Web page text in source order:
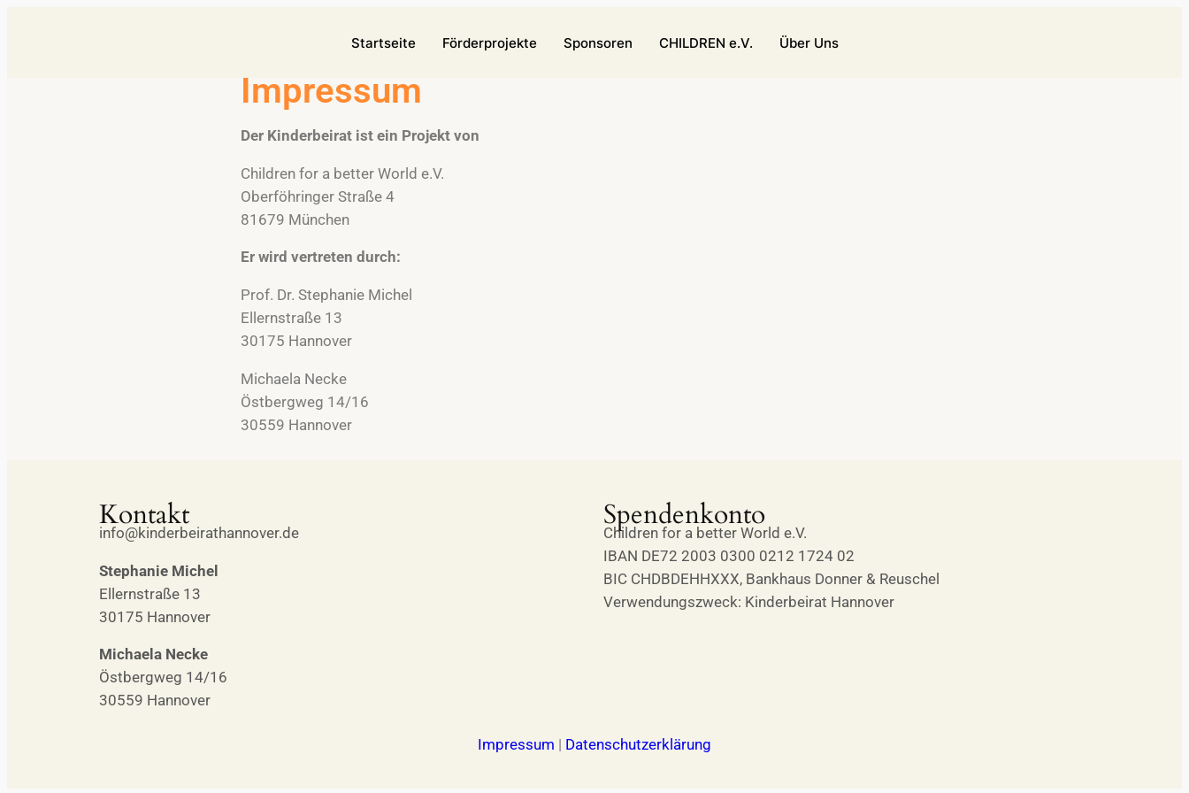
Startseite Förderprojekte Sponsoren CHILDREN e.V. Über Uns
Impressum
Der Kinderbeirat ist ein Projekt von
Children for a better World e.V.
Oberföhringer Straße 4
81679 München
Er wird vertreten durch:
Prof. Dr. Stephanie Michel
Ellernstraße 13
30175 Hannover
Michaela Necke
Östbergweg 14/16
30559 Hannover
Kontakt
info@kinderbeirathannover.de
Stephanie Michel
Ellernstraße 13
30175 Hannover
Michaela Necke
Östbergweg 14/16
30559 Hannover
Spendenkonto
Children for a better World e.V.
IBAN DE72 2003 0300 0212 1724 02
BIC CHDBDEHHXXX, Bankhaus Donner & Reuschel
Verwendungszweck: Kinderbeirat Hannover
Impressum | Datenschutzerklärung